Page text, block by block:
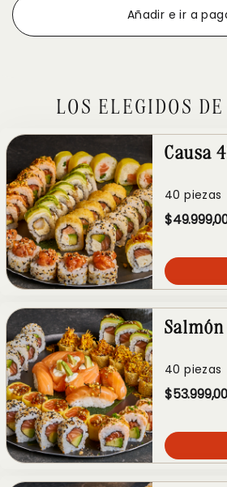
Añadir e ir a
LOS ELEGIDOS
Causa
40 piezas
40 piezas
$53.999,00